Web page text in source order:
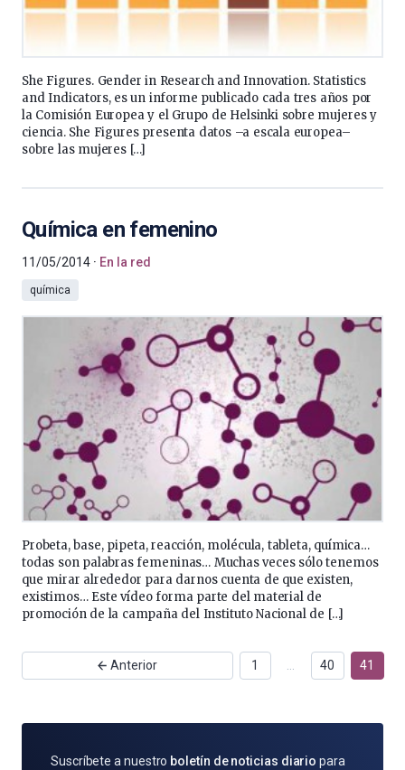
She Figures. Gender in Research and Innovation. Statistics
and Indicators, es un informe publicado cada tres años por
la Comisión Europea y el Grupo de Helsinki sobre mujeres y
ciencia. She Figures presenta datos –a escala europea–
sobre las mujeres […]
Química en femenino
11/05/2014 En la red
química
Probeta, base, pipeta, reacción, molécula, tableta, química…
todas son palabras femeninas… Muchas veces sólo tenemos
que mirar alrededor para darnos cuenta de que existen,
existimos… Este vídeo forma parte del material de
promoción de la campaña del Instituto Nacional de […]
Anterior 1 40 41
SUSCRÍBETE
Suscríbete a nuestro boletín de noticias diario para